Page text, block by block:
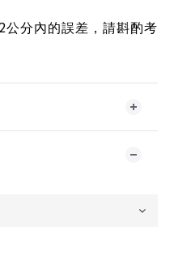
2公分內的誤差，請斟酌考